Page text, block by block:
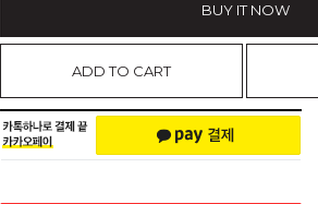
BUY IT NOW
ADD TO CART